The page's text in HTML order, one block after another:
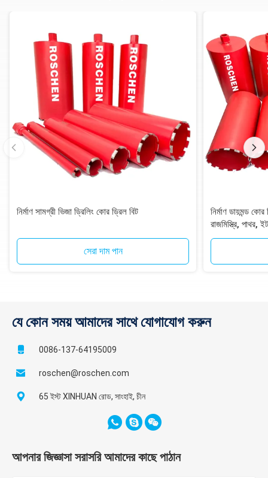
নির্মাণ সামগ্রী ভিজা ড্রিলিং কোর ড্রিল বিট
সেরা দাম পান
নির্মাণ ডায়মন্ড
রাজমিস্ত্রি, পাথর,
যে কোন সময় আমাদের সাথে যোগাযোগ করুন
0086-137-64195009
roschen@roschen.com
65 ইস্ট XINHUAN রোড, সাংহাই, চীন
আপনার জিজ্ঞাসা সরাসরি আমাদের কাছে পাঠান